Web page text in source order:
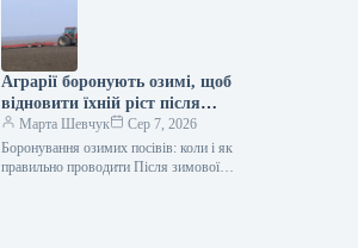
Аграрії боронують озимі, щоб
відновити їхній ріст після
зимиМарта Шевчук
Сер 7, 2026
Боронування озимих посівів: коли і як
правильно проводити Після зимової